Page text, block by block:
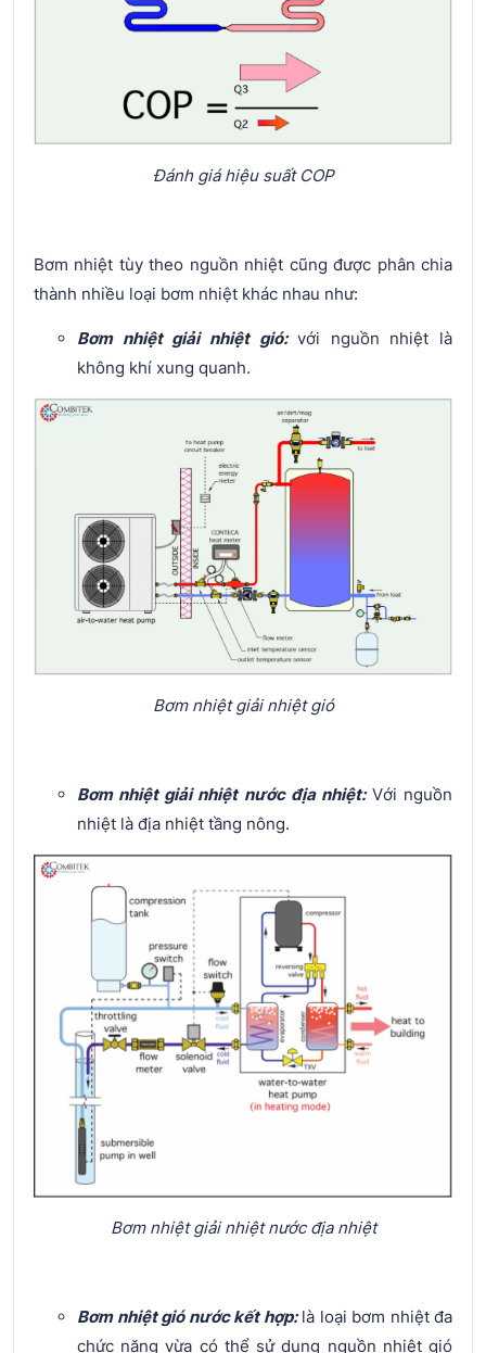
Đánh giá hiệu suất COP
Bơm nhiệt tùy theo nguồn nhiệt cũng được phân chia
thành nhiều loại bơm nhiệt khác nhau như:
Bơm nhiệt giải nhiệt gió:với nguồn nhiệt là
không khí xung quanh.
Bơm nhiệt giải nhiệt gió
Bơm nhiệt giải nhiệt nước địa nhiệt:Với nguồn
nhiệt là địa nhiệt tầng nông.
Bơm nhiệt giải nhiệt nước địa nhiệt
Bơm nhiệt gió nước kết hợp:là loại bơm nhiệt đa
chức năng vừa có thể sử dụng nguồn nhiệt gió